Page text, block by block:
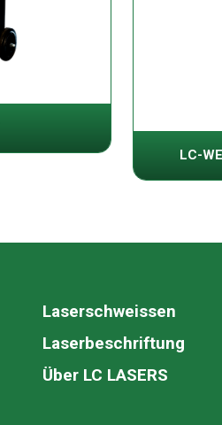
LC-
Laserschweissen
Laserbeschriftung
Über LC LASERS